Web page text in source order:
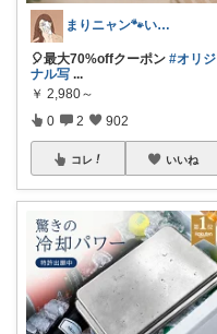
まりニャン🐾いつもありがとうございます
🎈最大70%offクーポン #オリジ
ナル写 ...
￥ 2,980～
0 2 902
コレ いいね